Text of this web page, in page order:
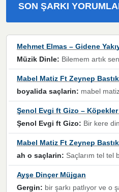
SON ŞARKI
Mehmet Elmas – Gidene
Müzik Dinle: Bilemem artık senden bir şans daha / Düştüğün zaman ben
Mabel Matiz Ft Zeynep
boyalida saçlarin: mabel matiz'in maya albümünde yer alan
Şenol Evgi ft Gizo – Köpekler
Şenol Evgi ft Gizo: Bir kere dinlememe rağmen kulaklardan gitmiyor
Mabel Matiz Ft Zeynep
ah o saçlarin: Saçlarım tel tel beyazlıyor beyazlagına degil yanımda sen yoksun ona üzülüyorum günler
Ayşe Dinçer Müjgan
Gergin: bir şarkı patlıyor ve o şarkıyı millet her paylaşımın altına koyuyor ve öyle bir durum hal alıyor ki şarkıyı dinlemeden şarkıdan bikıyorsun Ama bu